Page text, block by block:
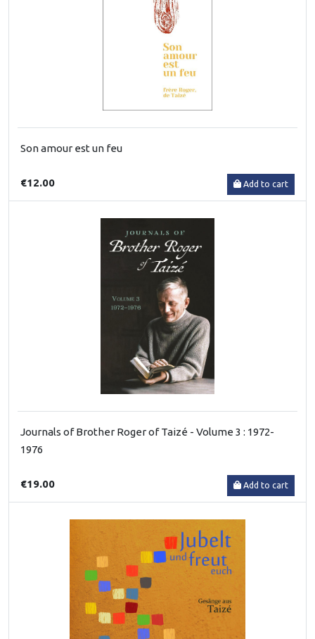
Son amour est un feu
€12.00 Add to cart
Journals of Brother Roger of Taizé - Volume 3 : 1972-
1976
€19.00 Add to cart